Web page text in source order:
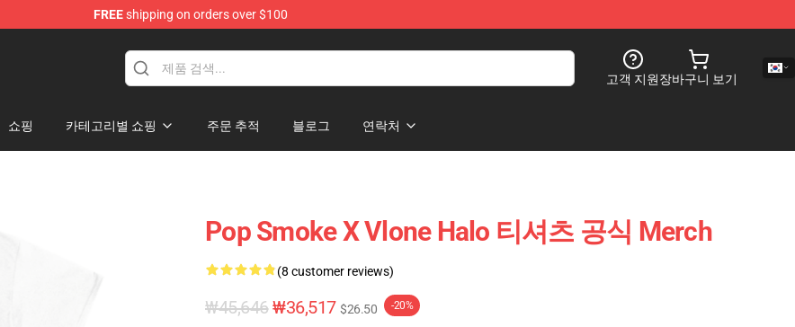
FREEshipping on orders over $100
고객 지원장바구니 보기
쇼핑 카테고리별 쇼핑 주문 추적 블로그 연락처
Pop Smoke X Vlone Halo 티셔츠 공식 Merch
(8 customer reviews)
₩45,646₩36,517 $26.50 -20%